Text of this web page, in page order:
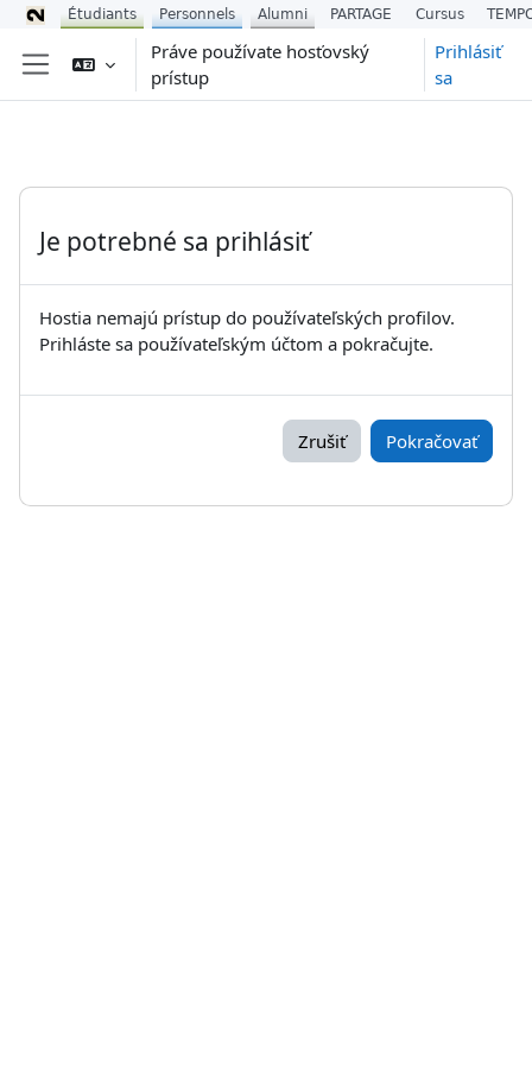
Preskočiť na hlavný obsah
Bočný panel
Práve používate hosťovský
prístup
Prihlásiť
sa
Je potrebné sa prihlásiť
Hostia nemajú prístup do používateľských profilov.
Prihláste sa používateľským účtom a pokračujte.
Zrušiť Pokračovať
Étudiants Personnels Alumni PARTAGE Cursus